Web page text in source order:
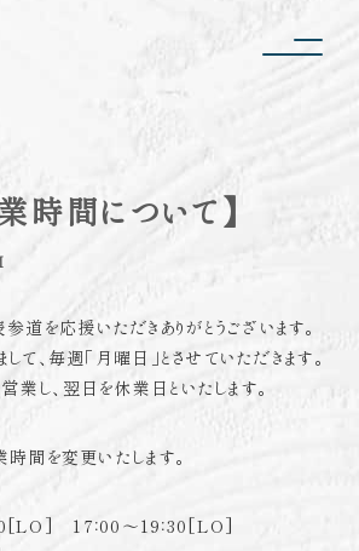
時間について】
を応援いただきありがとうございます。
て、毎週「月曜日」とさせていただきます。
し、翌日を休業日といたします。
時間を変更いたします。
17：00〜19：30[LO]